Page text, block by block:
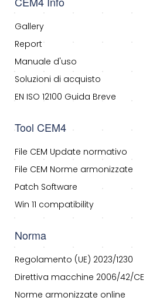
Gallery
Report
Manuale d'uso
Soluzioni di acquisto
EN ISO 12100 Guida Breve
Tool CEM4
File CEM Update normativo
File CEM Norme armonizzate
Patch Software
Win 11 compatibility
Norma
Regolamento (UE) 2023/1230
Direttiva macchine 2006/42/CE
Norme armonizzate online